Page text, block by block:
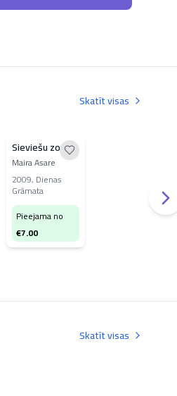
Skatīt visas
Sieviešu zona
Maira Asare
2009, Dienas
Grāmata
Pieejama no
€7.00
Skatīt visas